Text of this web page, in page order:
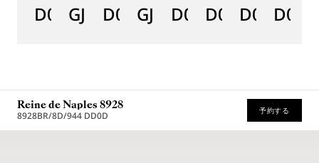
D0
GJ29BH89254DD5J4
D0
GJE25BH20.8985DB
D0
D0
D0
D000
Reine de Naples 8928
8928BR/8D/944 DD0D 予約する